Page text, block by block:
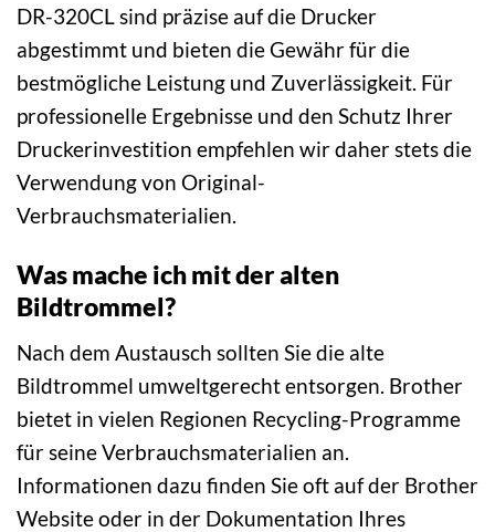
DR-320CL sind präzise auf die Drucker
abgestimmt und bieten die Gewähr für die
bestmögliche Leistung und Zuverlässigkeit. Für
professionelle Ergebnisse und den Schutz Ihrer
Druckerinvestition empfehlen wir daher stets die
Verwendung von Original-
Verbrauchsmaterialien.
Was mache ich mit der alten
Bildtrommel?
Nach dem Austausch sollten Sie die alte
Bildtrommel umweltgerecht entsorgen. Brother
bietet in vielen Regionen Recycling-Programme
für seine Verbrauchsmaterialien an.
Informationen dazu finden Sie oft auf der Brother
Website oder in der Dokumentation Ihres